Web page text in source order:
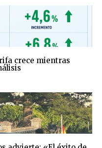
crece mientras